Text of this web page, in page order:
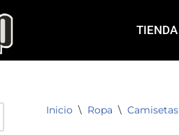
TIENDA
Inicio \ Ropa \ Camisetas